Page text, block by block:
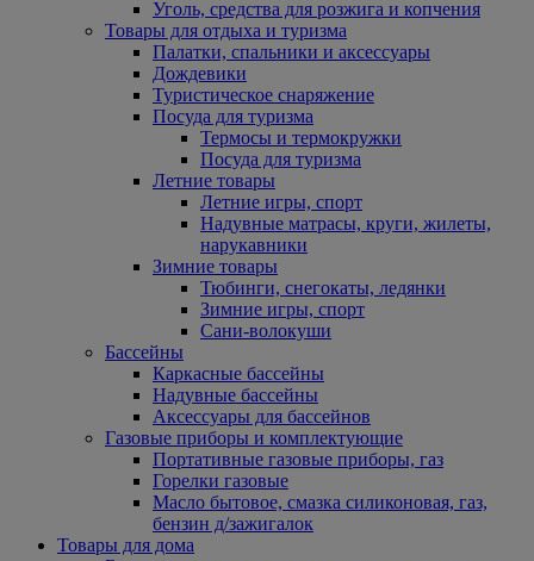
Уголь, средства для розжига и копчения
Товары для отдыха и туризма
Палатки, спальники и аксессуары
Дождевики
Туристическое снаряжение
Посуда для туризма
Термосы и термокружки
Посуда для туризма
Летние товары
Летние игры, спорт
Надувные матрасы, круги, жилеты,
нарукавники
Зимние товары
Тюбинги, снегокаты, ледянки
Зимние игры, спорт
Сани-волокуши
Бассейны
Каркасные бассейны
Надувные бассейны
Аксессуары для бассейнов
Газовые приборы и комплектующие
Портативные газовые приборы, газ
Горелки газовые
Масло бытовое, смазка силиконовая, газ,
бензин д/зажигалок
Товары для дома